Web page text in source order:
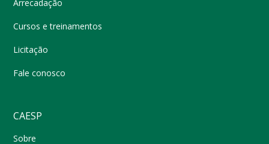
Arrecadação
Cursos e treinamentos
Licitação
Fale conosco
CAESP
Sobre